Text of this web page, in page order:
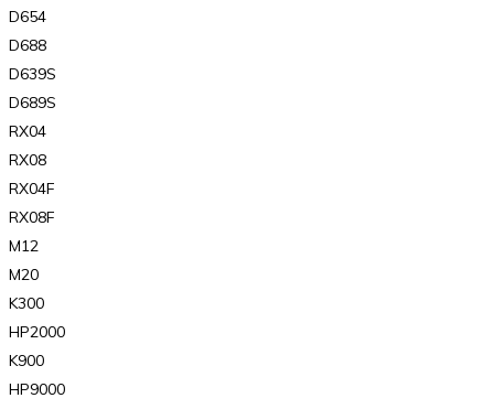
D654
D688
D639S
D689S
RX04
RX08
RX04F
RX08F
M12
M20
K300
HP2000
K900
HP9000